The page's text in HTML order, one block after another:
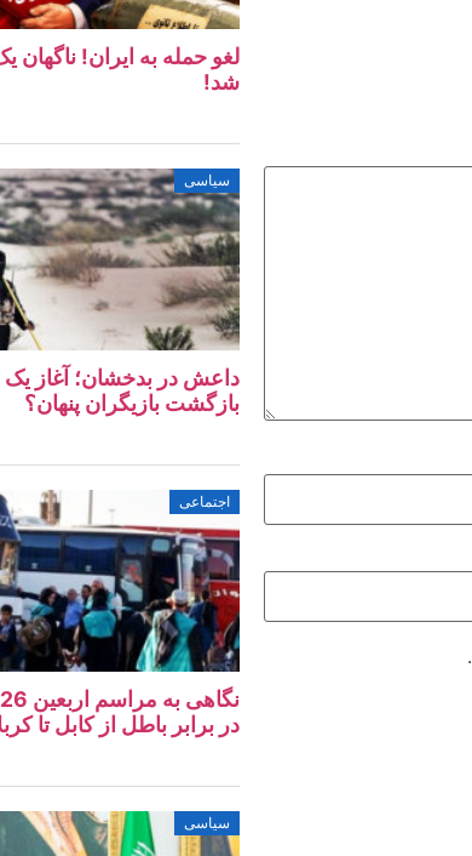
لغو حمله به ایران!
شد!
سیاسی
داعش در بدخشان؛ آغاز یک
بازگشت بازیگران پنهان؟
اجتماعی
در برابر باطل از کابل تا
سیاسی